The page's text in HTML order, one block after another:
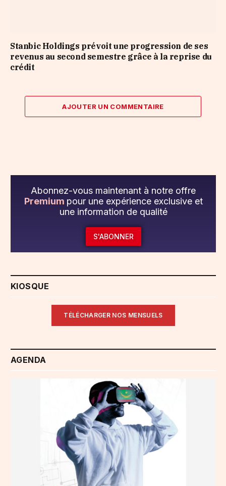
Stanbic Holdings prévoit une progression de ses
revenus au second semestre grâce à la reprise du
crédit
AJOUTER UN COMMENTAIRE
Abonnez-vous maintenant à notre offre
Premium pour une expérience exclusive et
une information de qualité
S'ABONNER
KIOSQUE
TÉLÉCHARGER NOS MENSUELS
AGENDA